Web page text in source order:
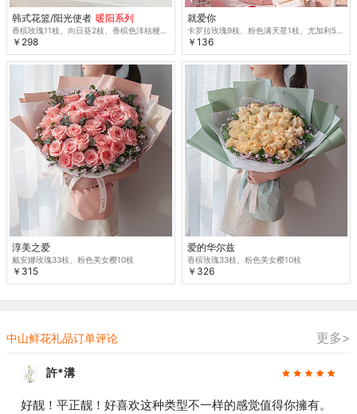
韩式花篮/阳光使者 暖阳系列
￥298
就爱你
￥136
淳美之爱
戴安娜玫瑰33枝、粉色美女樱10枝
￥315
爱的华尔兹
香槟玫瑰33枝、粉色美女樱10枝
￥326
更多>
中山鲜花礼品订单评论
許*溝
好靓！平正靓！好喜欢这种类型不一样的感觉值得你擁有。